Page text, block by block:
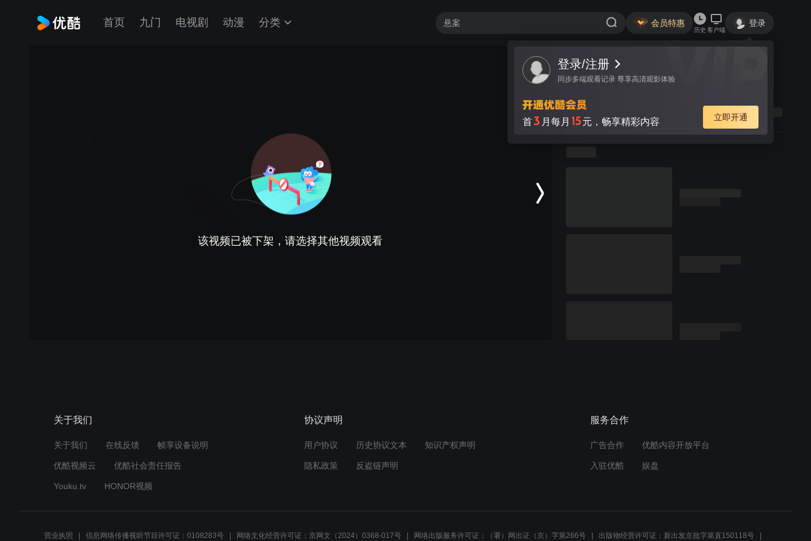
首页 九门 电视剧 动漫 分类 会员特惠
历史 客户端
登录
登录/注册
同步多端观看记录 尊享高清观影体验
首3 月每月 15元，畅享精彩内容 立即开通
该视频已被下架，请选择其他视频观看
关于我们
关于我们 在线反馈 帧享设备说明
优酷视频云 优酷社会责任报告
Youku.tv HONOR视频
协议声明
用户协议 历史协议文本 知识产权声明
隐私政策 反盗链声明
服务合作
广告合作 优酷内容开放平台
入驻优酷 娱盘
营业执照 信息网络传播视听节目许可证：0108283号 网络文化经营许可证：京网文（2024）0368-017号 网络出版服务许可证：（署）网出证（京）字第266号 出版物经营许可证：新出发京批字第直150118号